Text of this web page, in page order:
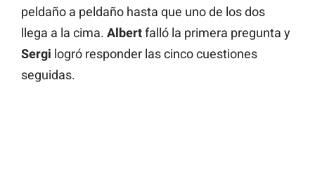
peldaño a peldaño hasta que uno de los dos
llega a la cima. Albertfalló la primera pregunta y
Sergi logró responder las cinco cuestiones
seguidas.